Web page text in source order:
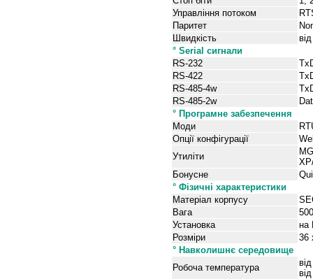
Управління потоком
Паритет
Швидкість
° Serial сигнали
RS-232
RS-422
RS-485-4w
RS-485-2w
° Програмне забезпечення
Моди
Опції конфігурації
Утиліти
Бонусне
° Фізичні характеристики
Матеріал корпусу
Вага
Установка
на
Розміри
36
° Навколишнє середовище
Робоча температура